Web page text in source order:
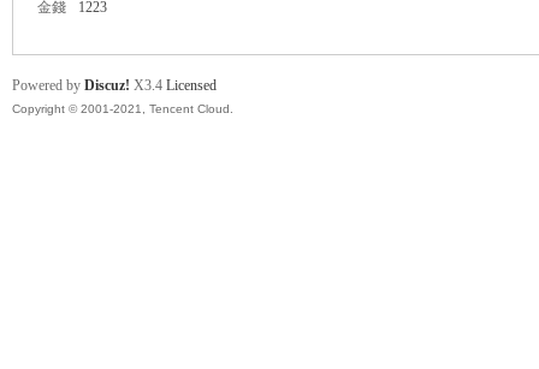
金錢
1223
Powered by Discuz! X3.4 Licensed
Copyright © 2001-2021, Tencent Cloud.